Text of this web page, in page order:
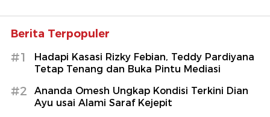
Berita Terpopuler
#1
Hadapi Kasasi Rizky Febian, Teddy Pardiyana
Tetap Tenang dan Buka Pintu Mediasi
#2
Ananda Omesh Ungkap Kondisi Terkini Dian
Ayu usai Alami Saraf Kejepit